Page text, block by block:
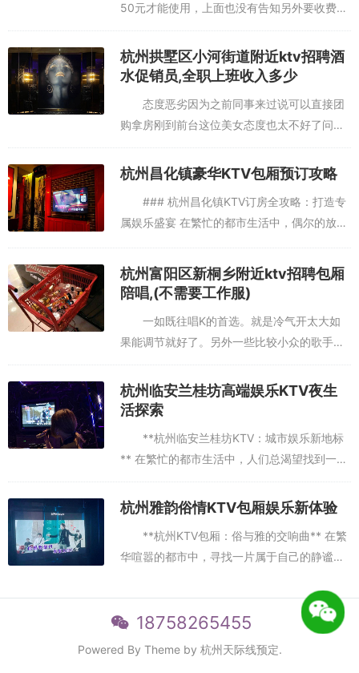
50元才能使用，上面也没有告知另外要收费，
难道这就是过年打劫吗？音效差，常常出现电
波刺耳杂音，深呼吸、牧歌、agogo都要比之
出色很多…挺好的，...
杭州拱墅区小河街道附近ktv招聘酒
水促销员,全职上班收入多少
态度恶劣因为之前同事来过说可以直接团
购拿房刚到前台这位美女态度也太不好了问她
能不能现在团直接用她恶狠狠地说没预约不能
用真是服了现在的人工作态度就这样吗？？？
杭州昌化镇豪华KTV包厢预订攻略
### 杭州昌化镇KTV订房全攻略：打造专
属娱乐盛宴 在繁忙的都市生活中，偶尔的放松
作为娱乐休闲的热门选择，更是受到了广大市
民的喜爱。今天，...
杭州富阳区新桐乡附近ktv招聘包厢
陪唱,(不需要工作服)
一如既往唱K的首选。就是冷气开太大如
果能调节就好了。另外一些比较小众的歌手的
歌还是比较少的。刚进去还没开唱呢。就一直
推销让我办卡晕服务一般下次不去了买了果盘
我去！几片黄瓜几片哈密瓜一百...
杭州临安兰桂坊高端娱乐KTV夜生
活探索
**杭州临安兰桂坊KTV：城市娱乐新地标
** 在繁忙的都市生活中，人们总渴望找到一片
属于自己的娱乐净土，而杭州临安兰桂坊KTV
正是这样一处让人流连忘返的绝佳去处。作为
杭州雅韵俗情KTV包厢娱乐新体验
**杭州KTV包厢：俗与雅的交响曲** 在繁
华喧嚣的都市中，寻找一片属于自己的静谧空
开生面的娱乐盛宴，杭州的KTV包厢无疑是一
个绝佳选择。这里...
18758265455
Powered By Theme by 杭州天际线预定.